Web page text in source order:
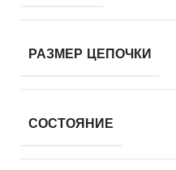
РАЗМЕР ЦЕПОЧКИ
СОСТОЯНИЕ